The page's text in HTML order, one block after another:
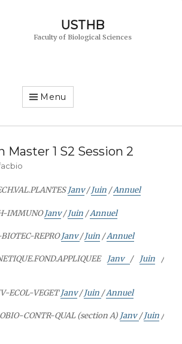
USTHB
Faculty of Biological Sciences
Menu
Master 1 S2 Session 2
Janv/Juin/Annuel
IMMUNOJanv/Juin /Annuel
REPROJanv/Juin /Annuel
Janv / Juin/
ECOL-VEGETJanv/Juin /Annuel
CONTR-QUAL (section A) Janv/Juin/